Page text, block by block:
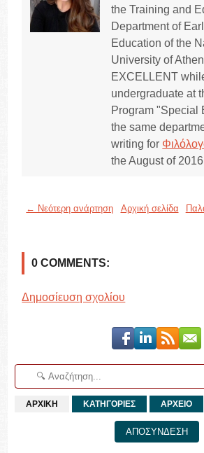
the Training and
Department of
Education of the
University of
EXCELLENT
undergraduate at
Program "Special
the same
writing for
the August of
← Νεότερη ανάρτηση Αρχική σελίδα
0 COMMENTS:
Δημοσίευση σχολίου
ΑΡΧΙΚΗ ΚΑΤΗΓΟΡΙΕΣ ΑΡΧΕΙΟ
ΑΠΟΣΥΝΔΕΣΗ